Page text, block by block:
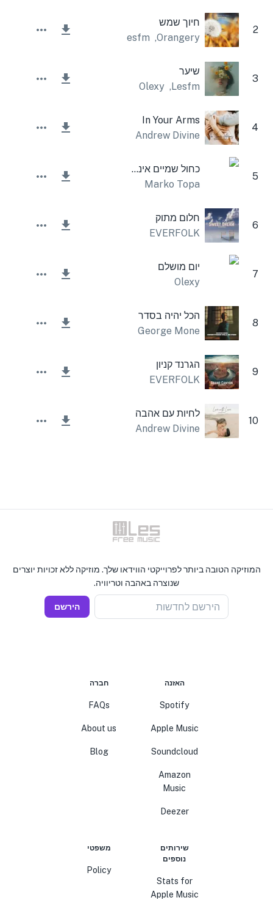
2
חיוך שמש
Orangery
,
Lesfm
3
שיער
Lesfm
,
Olexy
4
In Your Arms
Andrew Divine
5
כחול שמיים אינסטרומנטלי
Marko Topa
6
חלום מתוק
EVERFOLK
7
יום מושלם
Olexy
8
הכל יהיה בסדר
George Mone
9
הגרנד קניון
EVERFOLK
10
לחיות עם אהבה
Andrew Divine
המוזיקה הטובה ביותר לפרוייקטי הווידאו שלך. מוזיקה ללא זכויות יוצרים
שנוצרה באהבה וטריוויה.
הירשם לחדשות הירשם
האזנה
Spotify
Apple Music
Soundcloud
Amazon
Music
Deezer
חברה
FAQs
About us
Blog
שירותים
נוספים
Stats for
Apple Music
משפטי
Policy